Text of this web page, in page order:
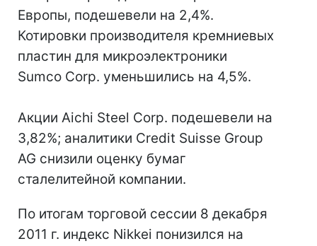
Европы, подешевели на 2,4%.
Котировки производителя кремниевых
пластин для микроэлектроники
Sumco Corp. уменьшились на 4,5%.
Акции Aichi Steel Corp. подешевели на
3,82%; аналитики Credit Suisse Group
AG снизили оценку бумаг
сталелитейной компании.
По итогам торговой сессии 8 декабря
2011 г. индекс Nikkei понизился на